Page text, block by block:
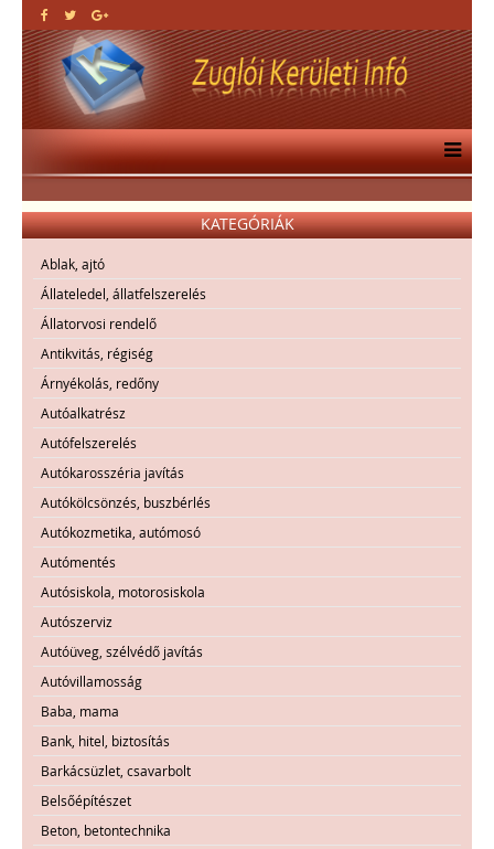
KATEGÓRIÁK
Ablak, ajtó
Állateledel, állatfelszerelés
Állatorvosi rendelő
Antikvitás, régiség
Árnyékolás, redőny
Autóalkatrész
Autófelszerelés
Autókarosszéria javítás
Autókölcsönzés, buszbérlés
Autókozmetika, autómosó
Autómentés
Autósiskola, motorosiskola
Autószerviz
Autóüveg, szélvédő javítás
Autóvillamosság
Baba, mama
Bank, hitel, biztosítás
Barkácsüzlet, csavarbolt
Belsőépítészet
Beton, betontechnika